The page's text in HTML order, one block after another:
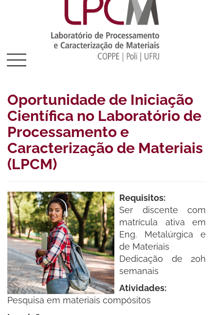
Oportunidade de Iniciação
Científica no Laboratório de
Processamento e
Caracterização de Materiais
(LPCM)
Requisitos:
Ser discente com
matrícula ativa em
Eng. Metalúrgica e
de Materiais
Dedicação de 20h
semanais
Atividades:
Pesquisa em materiais compósitos